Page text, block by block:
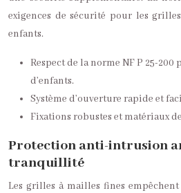
exigences de sécurité pour les
enfants.
Respect de la norme NF P 25-200
d’enfants.
Système d’ouverture rapide et
Fixations robustes et matériaux
Protection anti-intrusion
tranquillité
Les grilles à mailles fines empêchent